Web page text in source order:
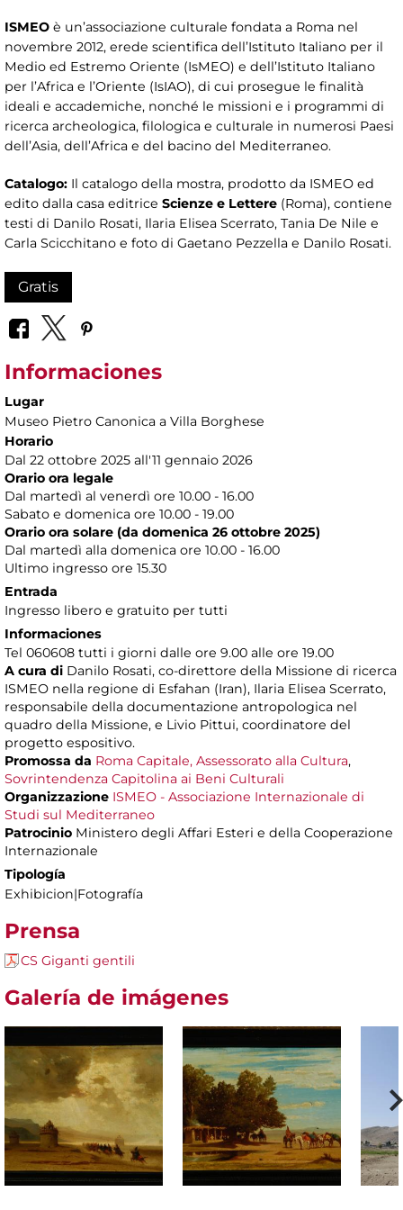
ISMEO è un’associazione culturale fondata a Roma nel
novembre 2012, erede scientifica dell’Istituto Italiano per il
Medio ed Estremo Oriente (IsMEO) e dell’Istituto Italiano
per l’Africa e l’Oriente (IsIAO), di cui prosegue le finalità
ideali e accademiche, nonché le missioni e i programmi di
ricerca archeologica, filologica e culturale in numerosi Paesi
dell’Asia, dell’Africa e del bacino del Mediterraneo.
Catalogo: Il catalogo della mostra, prodotto da ISMEO ed
edito dalla casa editrice Scienze e Lettere (Roma), contiene
testi di Danilo Rosati, Ilaria Elisea Scerrato, Tania De Nile e
Carla Scicchitano e foto di Gaetano Pezzella e Danilo Rosati.
Gratis
Informaciones
Lugar
Museo Pietro Canonica a Villa Borghese
Horario
Dal 22 ottobre 2025 all'11 gennaio 2026
Orario ora legale
Dal martedì al venerdì ore 10.00 - 16.00
Sabato e domenica ore 10.00 - 19.00
Orario ora solare (da domenica 26 ottobre 2025)
Dal martedì alla domenica ore 10.00 - 16.00
Ultimo ingresso ore 15.30
Entrada
Ingresso libero e gratuito per tutti
Informaciones
Tel 060608 tutti i giorni dalle ore 9.00 alle ore 19.00
A cura di Danilo Rosati, co-direttore della Missione di ricerca
ISMEO nella regione di Esfahan (Iran), Ilaria Elisea Scerrato,
responsabile della documentazione antropologica nel
quadro della Missione, e Livio Pittui, coordinatore del
progetto espositivo.
Promossa da Roma Capitale, Assessorato alla Cultura,
Sovrintendenza Capitolina ai Beni Culturali
Organizzazione ISMEO - Associazione Internazionale di
Studi sul Mediterraneo
Patrocinio Ministero degli Affari Esteri e della Cooperazione
Internazionale
Tipología
Exhibicion|Fotografía
Prensa
CS Giganti gentili
Galería de imágenes